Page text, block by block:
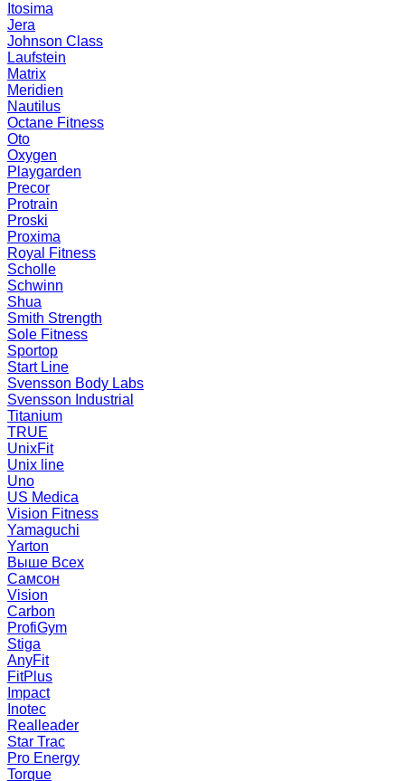
Itosima
Jera
Johnson Class
Laufstein
Matrix
Meridien
Nautilus
Octane Fitness
Oto
Oxygen
Playgarden
Precor
Protrain
Proski
Proxima
Royal Fitness
Scholle
Schwinn
Shua
Smith Strength
Sole Fitness
Sportop
Start Line
Svensson Body Labs
Svensson Industrial
Titanium
TRUE
UnixFit
Unix line
Uno
US Medica
Vision Fitness
Yamaguchi
Yarton
Выше Всех
Самсон
Vision
Carbon
ProfiGym
Stiga
AnyFit
FitPlus
Impact
Inotec
Realleader
Star Trac
Pro Energy
Torque